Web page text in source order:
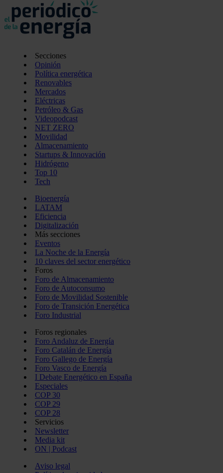
Secciones
Opinión
Política energética
Renovables
Mercados
Eléctricas
Petróleo & Gas
Videopodcast
NET ZERO
Movilidad
Almacenamiento
Startups & Innovación
Hidrógeno
Top 10
Tech
Bioenergía
LATAM
Eficiencia
Digitalización
Más secciones
Eventos
La Noche de la Energía
10 claves del sector energético
Foros
Foro de Almacenamiento
Foro de Autoconsumo
Foro de Movilidad Sostenible
Foro de Transición Energética
Foro Industrial
Foros regionales
Foro Andaluz de Energía
Foro Catalán de Energía
Foro Gallego de Energía
Foro Vasco de Energía
I Debate Energético en España
Especiales
COP 30
COP 29
COP 28
Servicios
Newsletter
Media kit
ON | Podcast
Aviso legal